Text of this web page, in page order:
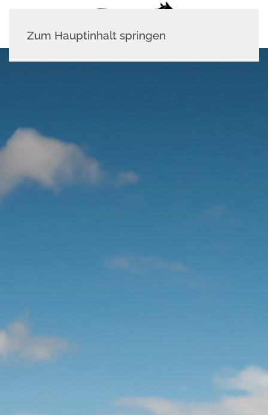
Zum Hauptinhalt springen